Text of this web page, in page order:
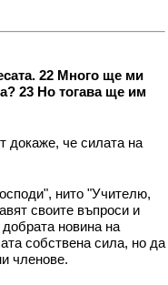
22 Много ще ми
23 Но тогава ще им
докаже, че силата на
нито "Учителю,
своите въпроси и
новина на
собствена сила, но да
членове.